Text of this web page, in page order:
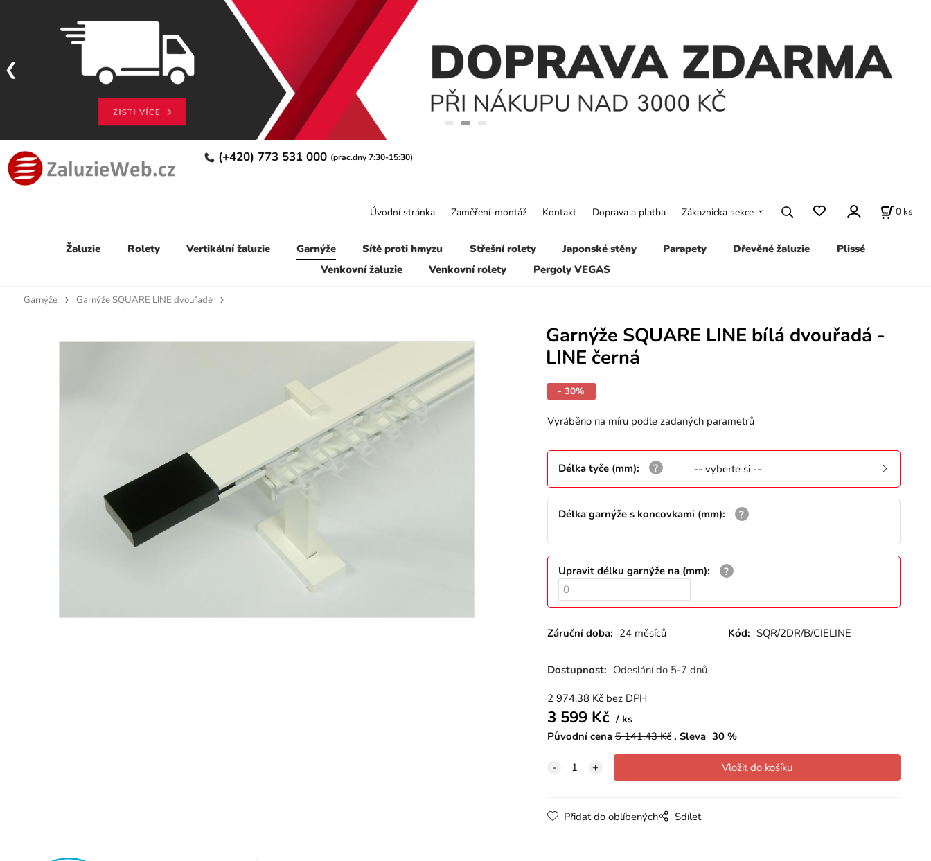
(+420) 773 531 000 (prac.dny 7:30-15:30)
Žaluzie Rolety Vertikální žaluzie Garnýže Sítě proti hmyzu Střešní rolety Japonské stěny Parapety Dřevěné žaluzie
Plissé
Venkovní žaluzie
Venkovní rolety Pergoly VEGAS
Úvodní stránka Zaměření-montáž Kontakt Doprava a platba Zákaznicka sekce 0 ks
Garnýže Garnýže SQUARE LINE dvouřadé
Garnýže SQUARE LINE bílá dvouřadá -
LINE černá
- 30%
Vyráběno na míru podle zadaných parametrů
Délka tyče (mm): -- vyberte si --
Délka garnýže s koncovkami (mm):
Upravit délku garnýže na (mm):
Záruční doba: 24 měsíců Kód: SQR/2DR/B/CIELINE
Dostupnost: Odeslání do 5-7 dnů
2 974.38Kč bez DPH
3 599Kč
ks
Původní cena 5 141.43Kč Sleva 30%
Přidat do oblíbených Sdílet